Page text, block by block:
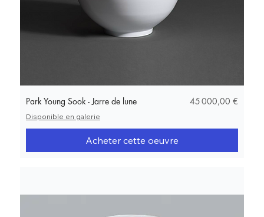
Park Young Sook - Jarre de lune Prix
45 000,00 €
Disponible en galerie
Acheter cette oeuvre